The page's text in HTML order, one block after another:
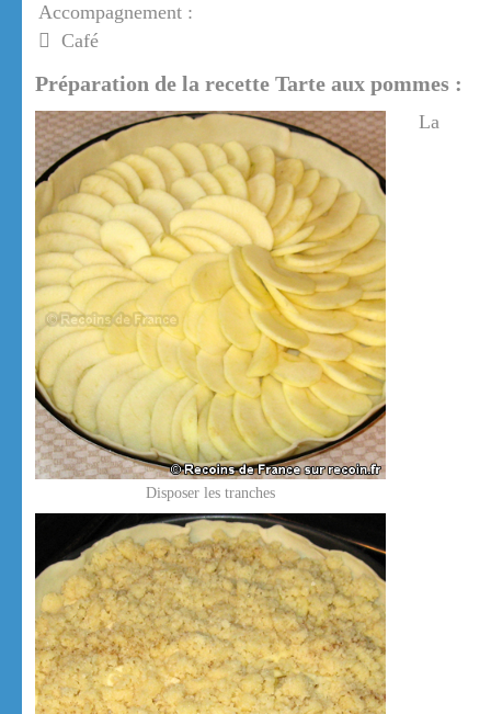
Accompagnement :
Café
Préparation de la recette Tarte aux pommes :
Disposer les tranches
La